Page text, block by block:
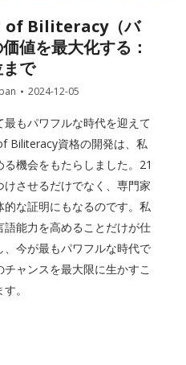
of Biliteracy（バ
値を最大化する：
で
2024-12-05
もパワフルな時代を迎えて
Biliteracy資格の開発は、私
機会をもたらしました。21
させるだけでなく、専門家
な証明にもなるのです。私
能力を高めることだけが仕
今が最もパワフルな時代で
ャンスを最大限に生かすこ
。